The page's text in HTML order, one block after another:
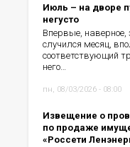
Июль – на дворе
негусто
Впервые,
случился месяц,
соответствующий
него…
пн, 08/03/2026 - 08:00
Извещение о
по продаже
«Россети